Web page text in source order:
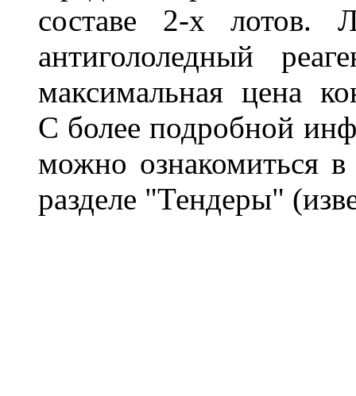
составе 2-х
антигололедный
максимальная цена
С более подробной
можно ознакомиться в
разделе "Тендеры"